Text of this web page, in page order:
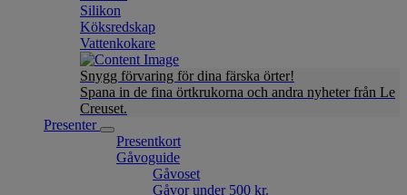
Silikon
Köksredskap
Vattenkokare
Snygg förvaring för dina färska örter!
Spana in de fina örtkrukorna och andra nyheter från Le
Creuset.
Presenter
Presentkort
Gåvoguide
Gåvoset
Gåvor under 500 kr.